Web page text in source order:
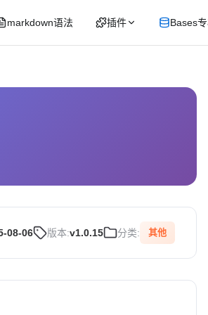
markdown语法 插件 Bases
08-06 版本:v1.0.15 分类: 其他